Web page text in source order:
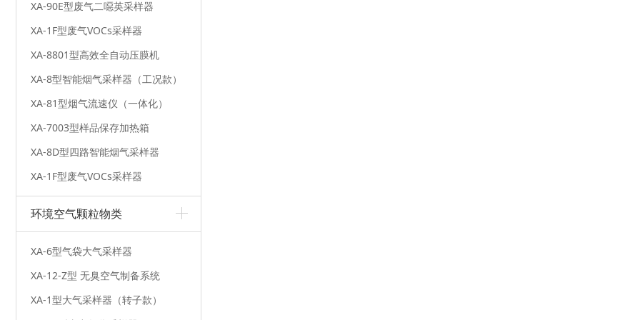
XA-90E型废气二噁英采样器
XA-1F型废气VOCs采样器
XA-8801型高效全自动压膜机
XA-8型智能烟气采样器（工况款）
XA-81型烟气流速仪（一体化）
XA-7003型样品保存加热箱
XA-8D型四路智能烟气采样器
XA-1F型废气VOCs采样器
环境空气颗粒物类
XA-6型气袋大气采样器
XA-12-Z型 无臭空气制备系统
XA-1型大气采样器（转子款）